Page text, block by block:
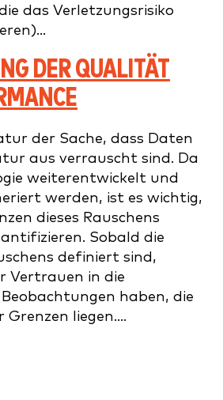
das Verletzungsrisiko
DER QUALITÄT
der Sache, dass Daten
aus verrauscht sind. Da
weiterentwickelt und
werden, ist es wichtig,
dieses Rauschens
Sobald die
definiert sind,
Vertrauen in die
haben, die
liegen....